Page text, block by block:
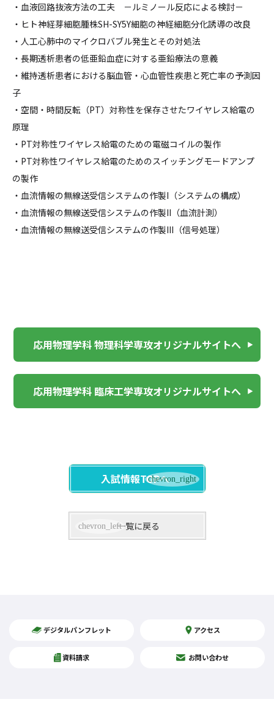
・血液回路抜液方法の工夫 －ルミノール反応による検討－
・ヒト神経芽細胞腫株SH-SY5Y細胞の神経細胞分化誘導の改良
・人工心肺中のマイクロバブル発生とその対処法
・長期透析患者の低亜鉛血症に対する亜鉛療法の意義
・維持透析患者における脳血管・心血管性疾患と死亡率の予測因
子
・空間・時間反転（PT）対称性を保存させたワイヤレス給電の
原理
・PT対称性ワイヤレス給電のための電磁コイルの製作
・PT対称性ワイヤレス給電のためのスイッチングモードアンプ
の製作
・血流情報の無線送受信システムの作製I（システムの構成）
・血流情報の無線送受信システムの作製II（血流計測）
・血流情報の無線送受信システムの作製III（信号処理）
応用物理学科 物理科学専攻オリジナルサイトへ
応用物理学科 臨床工学専攻オリジナルサイトへ
入試情報TOPへ
一覧に戻る
デジタルパンフレット アクセス
資料請求 お問い合わせ